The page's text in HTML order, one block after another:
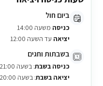
ביום חול
כניסה משעה 14:00
יציאה עד השעה 12:00
בשבתות וחגים
כניסה בשבת: בשעה 21:00
יציאה בשבת: בשעה 20:00